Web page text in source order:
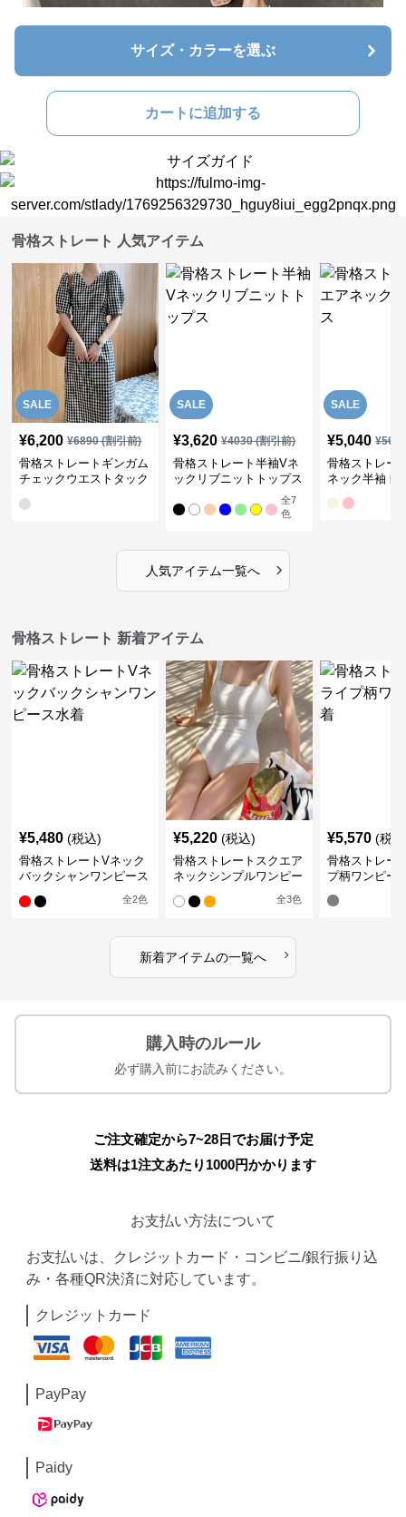
サイズ・カラーを選ぶ
カートに追加する
骨格ストレート 人気アイテム
SALE
¥6,200 ¥6890(割引前)
骨格ストレートギンガム
チェックウエストタック
SALE
¥3,620 ¥4030(割引前)
骨格ストレート半袖Vネ
ックリブニットトップス
全7
色
SALE
¥5,040 ¥
骨格ストレー
ネック半袖ト
人気アイテム一覧へ ›
骨格ストレート 新着アイテム
¥5,480 (税込)
骨格ストレートVネック
バックシャンワンピース
全2色
¥5,220 (税込)
骨格ストレートスクエア
ネックシンプルワンピー
全3色
¥5,570 (税
骨格ストレー
プ柄ワンピー
新着アイテムの一覧へ ›
購入時のルール
必ず購入前にお読みください。
ご注文確定から7~28日でお届け予定
送料は1注文あたり 1000円かかります
お支払い方法について
お支払いは、クレジットカード・コンビニ/銀行振り込
み・各種QR決済に対応しています。
クレジットカード
PayPay
Paidy